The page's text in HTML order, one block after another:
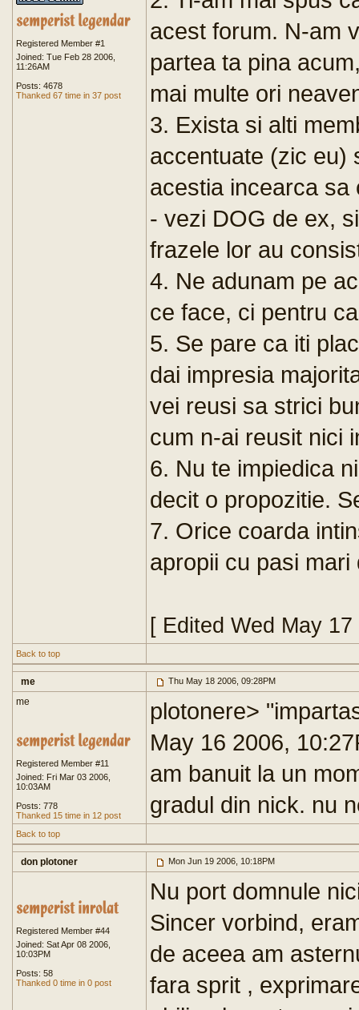
Registered Member #1
Joined: Tue Feb 28 2006,
11:26AM
Posts: 4678
Thanked 67 time in 37 post
acest forum. N-am
partea ta pina
mai multe ori
3. Exista si alti
accentuate (zic eu)
acestia incearca sa
- vezi DOG de ex,
frazele lor au
4. Ne adunam pe
ce face, ci pentru
5. Se pare ca iti
dai impresia
vei reusi sa strici
cum n-ai reusit nici
6. Nu te impiedica
decit o propozitie.
7. Orice coarda
apropii cu pasi
[ Edited Wed May
Back to top
me Thu May 18 2006, 09:28PM
me
Registered Member #11
Joined: Fri Mar 03 2006,
10:03AM
Posts: 778
Thanked 15 time in 12 post
plotonere>
May 16 2006,
am banuit la un
gradul din nick. nu
Back to top
don plotoner Mon Jun 19 2006, 10:18PM
Registered Member #44
Joined: Sat Apr 08 2006,
10:03PM
Posts: 58
Thanked 0 time in 0 post
Nu port domnule
Sincer vorbind,
de aceea am
fara sprit ,